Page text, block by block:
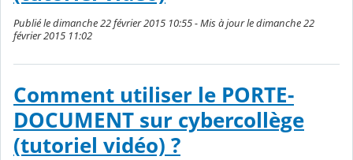
Publié le dimanche 22 février 2015 10:55 - Mis à jour le dimanche 22
février 2015 11:02
Comment utiliser le PORTE-
DOCUMENT sur cybercollège
(tutoriel vidéo) ?